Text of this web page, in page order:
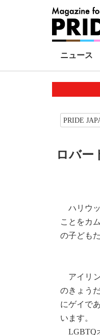
ニュース
PRIDE
ロバー
ハリウッ
ことをカ
の子ども
アイリン
のきょう
にゲイで
います。
LGBTQ